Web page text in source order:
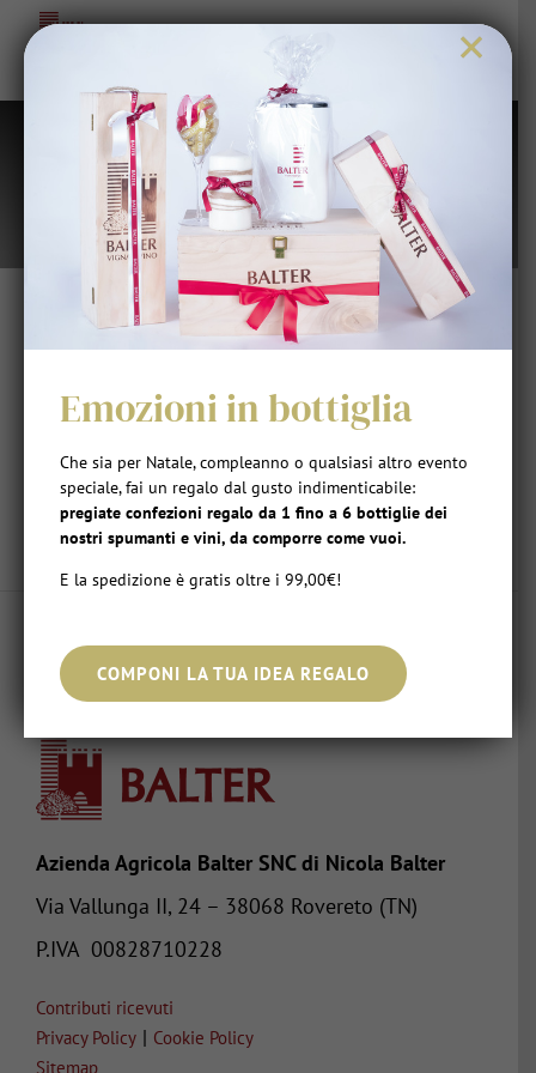
Confezioni regalo
Grazie per la
richiesta
Ti ricontatteremo al più presto per confermare
l’ordine
Azienda Agricola Balter SNC di Nicola Balter
Via Vallunga II, 24 – 38068 Rovereto (TN)
P.IVA 00828710228
Contributi ricevuti
Privacy Policy | Cookie Policy
Sitemap
Emozioni in bottiglia
Che sia per Natale, compleanno o qualsiasi altro evento
speciale, fai un regalo dal gusto indimenticabile:
pregiate confezioni regalo da 1 fino a 6 bottiglie dei
nostri spumanti e vini, da comporre come vuoi.
E la spedizione è gratis oltre i 99,00€!
COMPONI LA TUA IDEA REGALO
×